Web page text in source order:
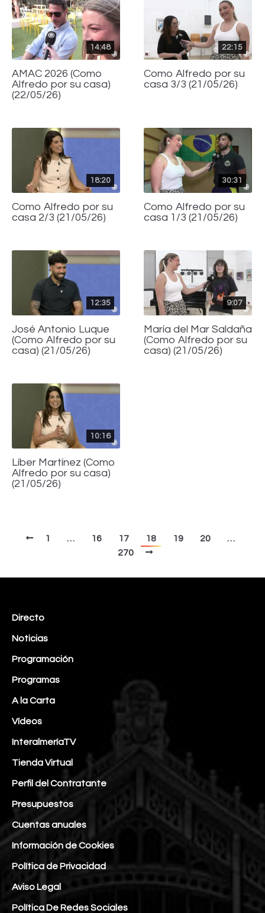
14:48
AMAC 2026 (Como
Alfredo por su casa)
(22/05/26)
22:15
Como Alfredo por su
casa 3/3 (21/05/26)
18:20
Como Alfredo por su
casa 2/3 (21/05/26)
30:31
Como Alfredo por su
casa 1/3 (21/05/26)
12:35
José Antonio Luque
(Como Alfredo por su
casa) (21/05/26)
9:07
María del Mar Saldaña
(Como Alfredo por su
casa) (21/05/26)
10:16
Líber Martínez (Como
Alfredo por su casa)
(21/05/26)
1 … 16 17 18 19 20
…
270
Directo
Noticias
Programación
Programas
A la Carta
Vídeos
InteralmeríaTV
Tienda Virtual
Perfil del Contratante
Presupuestos
Cuentas anuales
Información de Cookies
Política de Privacidad
Aviso Legal
Política De Redes Sociales